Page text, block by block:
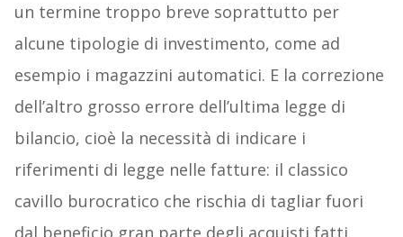
un termine troppo breve soprattutto per
alcune tipologie di investimento, come ad
esempio i magazzini automatici. E la correzione
dell’altro grosso errore dell’ultima legge di
bilancio, cioè la necessità di indicare i
riferimenti di legge nelle fatture: il classico
cavillo burocratico che rischia di tagliar fuori